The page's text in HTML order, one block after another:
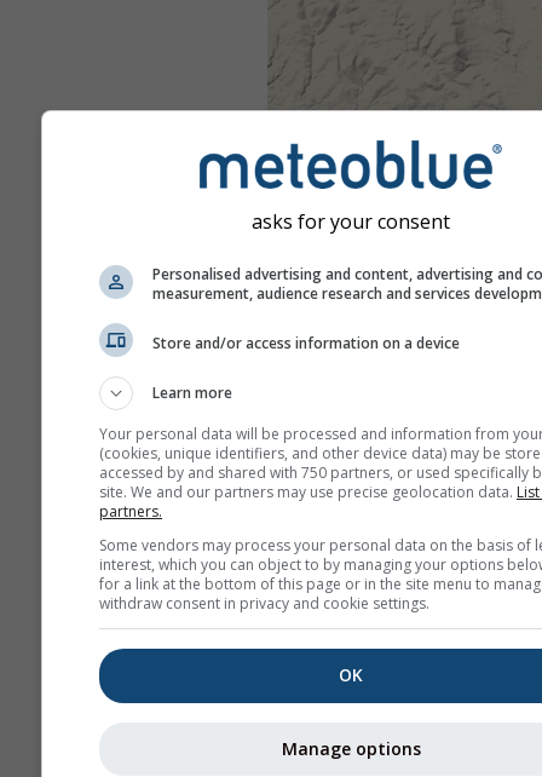
asks for your consent
Personalised advertising and content, advertising and
measurement, audience research and services
Store and/or access information on a device
Learn more
Your personal data will be processed and information from
(cookies, unique identifiers, and other device data) may be
accessed by and shared with 750 partners, or used specifically
site. We and our partners may use precise geolocation data.
partners.
Some vendors may process your personal data on the basis of
interest, which you can object to by managing your options
for a link at the bottom of this page or in the site menu to
withdraw consent in privacy and cookie settings.
OK
Manage options